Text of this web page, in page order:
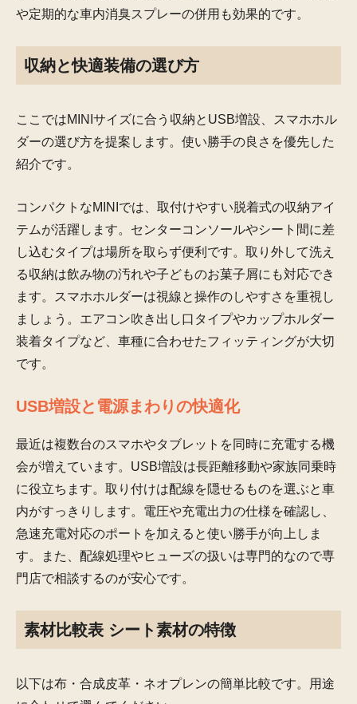
や定期的な車内消臭スプレーの併用も効果的です。
収納と快適装備の選び方
ここではMINIサイズに合う収納とUSB増設、スマホホル
ダーの選び方を提案します。使い勝手の良さを優先した
紹介です。
コンパクトなMINIでは、取付けやすい脱着式の収納アイ
テムが活躍します。センターコンソールやシート間に差
し込むタイプは場所を取らず便利です。取り外して洗え
る収納は飲み物の汚れや子どものお菓子屑にも対応でき
ます。スマホホルダーは視線と操作のしやすさを重視し
ましょう。エアコン吹き出し口タイプやカップホルダー
装着タイプなど、車種に合わせたフィッティングが大切
です。
USB増設と電源まわりの快適化
最近は複数台のスマホやタブレットを同時に充電する機
会が増えています。USB増設は長距離移動や家族同乗時
に役立ちます。取り付けは配線を隠せるものを選ぶと車
内がすっきりします。電圧や充電出力の仕様を確認し、
急速充電対応のポートを加えると使い勝手が向上しま
す。また、配線処理やヒューズの扱いは専門的なので専
門店で相談するのが安心です。
素材比較表 シート素材の特徴
以下は布・合成皮革・ネオプレンの簡単比較です。用途